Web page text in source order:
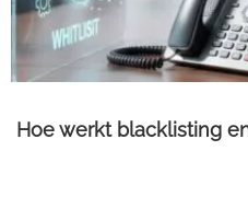
Hoe werkt blacklisting